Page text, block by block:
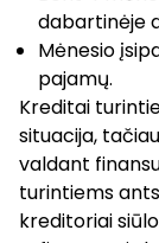
dabartinėje
Mėnesio
pajamų.
Kreditai
situacija,
valdant
turintiems
kreditoriai